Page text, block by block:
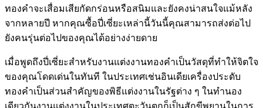
ทองคำจะเสื่อมเสียกัดกร่อนหรือสนิมและยังคงน่าสนใจแม้หลัง
จากหลายปี หากคุณซื้อปี่เซี่ยะเหล่านี้วันนี้คุณสามารถส่งต่อไป
ยังคนรุ่นต่อไปของคุณได้อย่างง่ายดาย
เมื่อพูดถึงปี่เซี่ยะสำหรับงานแต่งงานทองคำเป็นวัสดุที่ทำให้จิตใจ
ของคุณโดดเด่นในทันที ในประเทศเช่นอินเดียเครื่องประดับ
ทองคำเป็นส่วนสำคัญของพิธีแต่งงานในรัฐต่าง ๆ ในทำนอง
เดียวกันงานแต่งงานในประเทศตะวันตกก็เป็นสักขีพยานในการ